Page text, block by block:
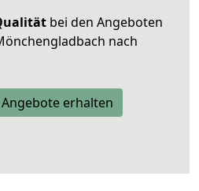
bei den Angeboten
nach
erhalten